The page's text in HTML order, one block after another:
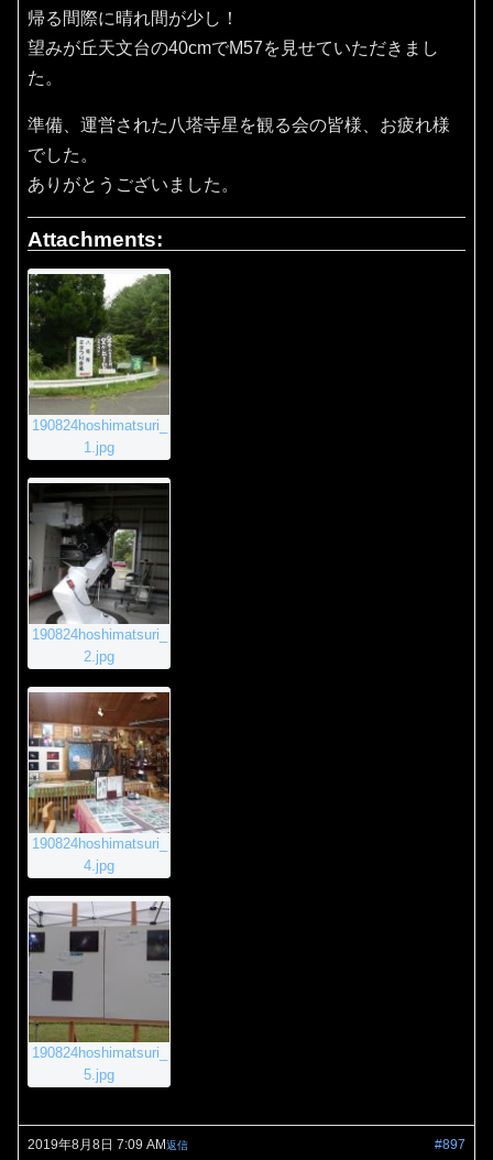
帰る間際に晴れ間が少し！
望みが丘天文台の40cmでM57を見せていただきまし
た。
準備、運営された八塔寺星を観る会の皆様、お疲れ様
でした。
ありがとうございました。
Attachments:
190824hoshimatsuri_
1.jpg
190824hoshimatsuri_
2.jpg
190824hoshimatsuri_
4.jpg
190824hoshimatsuri_
5.jpg
2019年8月8日 7:09 AM #897
返信